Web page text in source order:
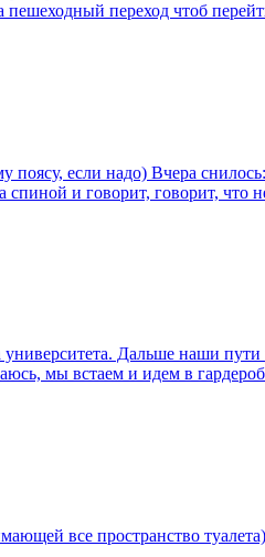
переход чтоб
если надо) Вчера
и говорит, говорит, что
Дальше наши
мы встаем и идем в
все пространство